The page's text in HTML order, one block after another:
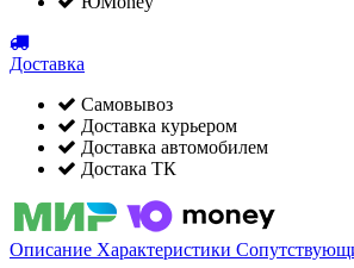
Доставка
Самовывоз
Доставка курьером
Доставка автомобилем
Достака ТК
Описание Характеристики